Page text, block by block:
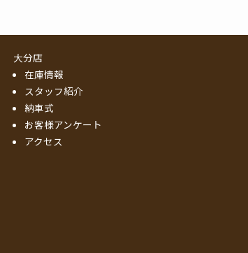
大分店
在庫情報
スタッフ紹介
納車式
お客様アンケート
アクセス